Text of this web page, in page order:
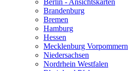
Berlin - Ansichtskarten
Brandenburg
Bremen
Hamburg
Hessen
Mecklenburg Vorpommern
Niedersachsen
Nordrhein Westfalen